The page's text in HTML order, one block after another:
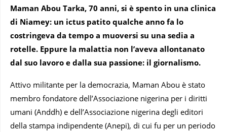
Maman Abou Tarka, 70 anni, si è spento in una clinica
di Niamey: un ictus patito qualche anno fa lo
costringeva da tempo a muoversi su una sedia a
rotelle. Eppure la malattia non l’aveva allontanato
dal suo lavoro e dalla sua passione: il giornalismo.
Attivo militante per la democrazia, Maman Abou è stato
membro fondatore dell’Associazione nigerina per i diritti
umani (Anddh) e dell’Associazione nigerina degli editori
della stampa indipendente (Anepi), di cui fu per un periodo